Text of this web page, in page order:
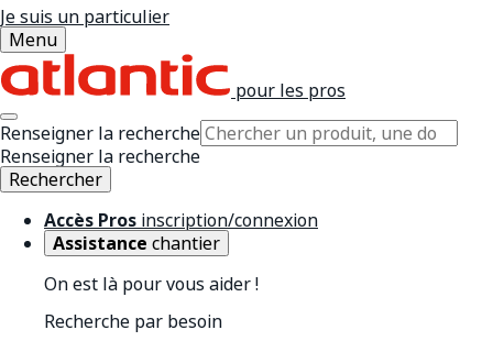
Je suis un particulier
Menu
pour les pros
Renseigner la recherche
Renseigner la recherche
Rechercher
Accès Pros inscription/connexion
Assistance chantier
On est là pour vous aider !
Recherche par besoin